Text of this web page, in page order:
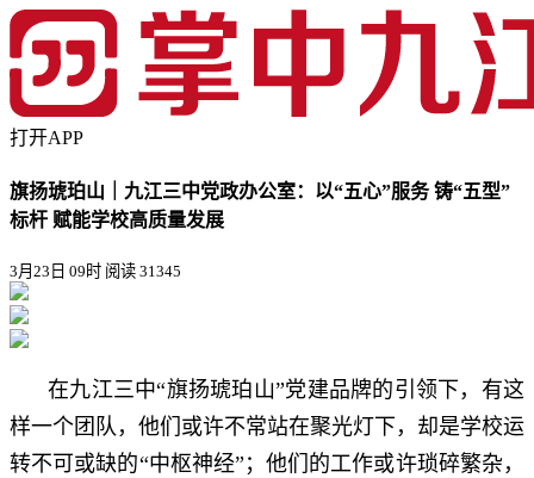
打开APP
旗扬琥珀山｜九江三中党政办公室：以“五心”服务 铸“五型”
标杆 赋能学校高质量发展
3月23日 09时 阅读 31345
在九江三中“旗扬琥珀山”党建品牌的引领下，有这
样一个团队，他们或许不常站在聚光灯下，却是学校运
转不可或缺的“中枢神经”；他们的工作或许琐碎繁杂，